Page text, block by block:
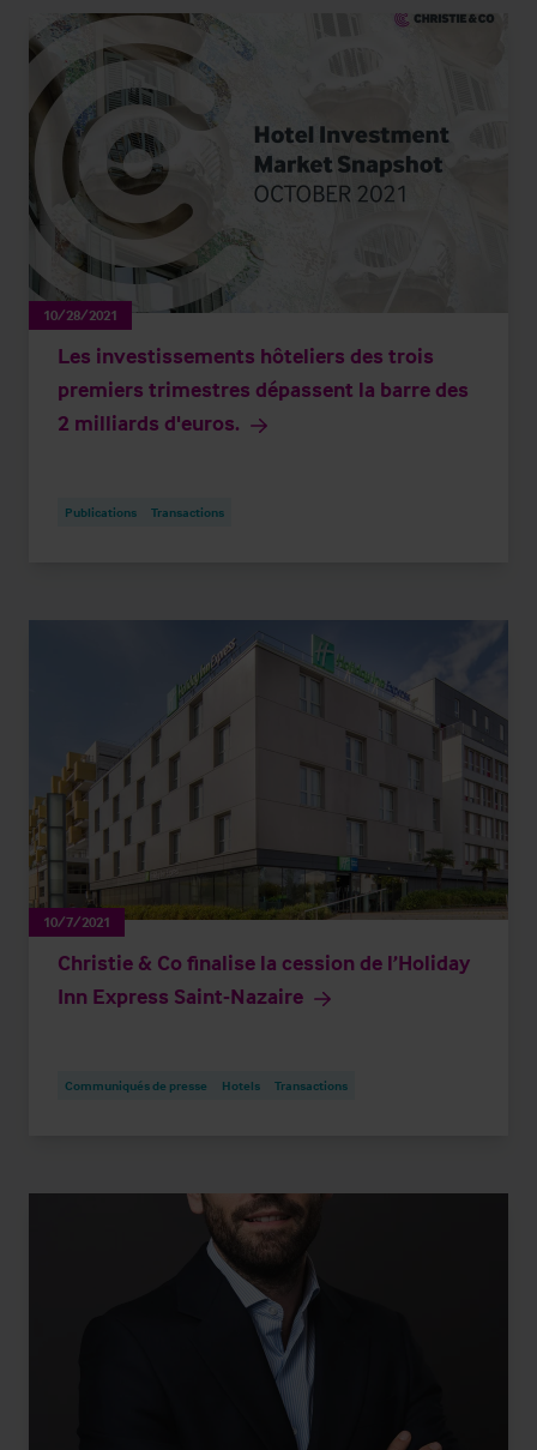
10/28/2021
Les investissements hôteliers des trois
premiers trimestres dépassent la barre des
2 milliards d'euros.
Publications Transactions
10/7/2021
Christie & Co finalise la cession de l’Holiday
Inn Express Saint-Nazaire
Communiqués de presse Hotels Transactions